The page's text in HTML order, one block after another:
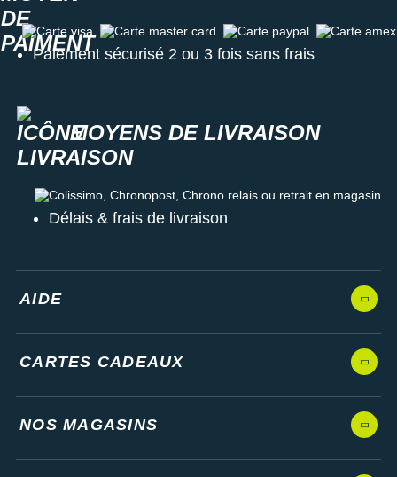
Carte visa Carte master card Carte paypal Carte amex
Paiement sécurisé 2 ou 3 fois sans frais
MOYENS DE LIVRAISON
Colissimo, Chronopost, Chrono relais ou retrait en magasin
Délais & frais de livraison
AIDE
CARTES CADEAUX
NOS MAGASINS